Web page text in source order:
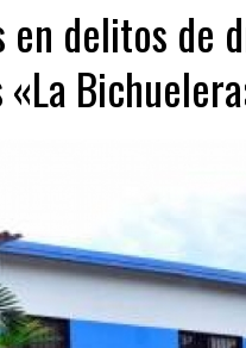
delitos de